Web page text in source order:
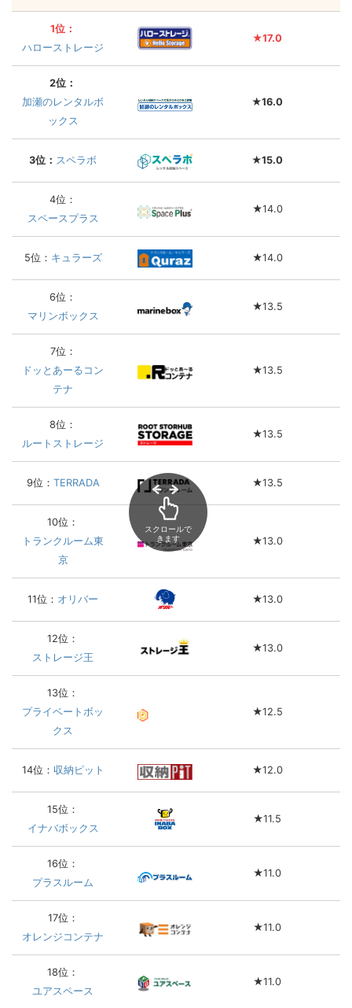
1位：
ハローストレージ
★17.0
2位：
加瀬のレンタルボ
ックス
★16.0
3位： スペラボ ★15.0
4位：
スペースプラス
★14.0
5位： キュラーズ ★14.0
6位：
マリンボックス
★13.5
7位：
ドッとあーるコン
テナ
★13.5
8位：
ルートストレージ
★13.5
9位： TERRADA ★13.5
10位：
トランクルーム東
京
★13.0
11位： オリバー ★13.0
12位：
ストレージ王
★13.0
13位：
プライベートボッ
クス
★12.5
14位： 収納ピット ★12.0
15位：
イナバボックス
★11.5
16位：
プラスルーム
★11.0
17位：
オレンジコンテナ
★11.0
18位：
ユアスペース
★11.0
スクロールで
きます